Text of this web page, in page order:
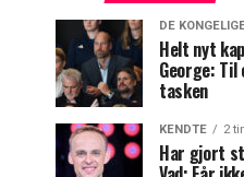
DE
Helt nyt
George:
tasken
KENDTE 2
Har gjort